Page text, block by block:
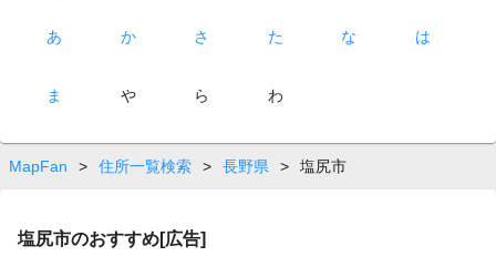
あ か さ た な は
ま や ら わ
MapFan > 住所一覧検索 > 長野県 > 塩尻市
塩尻市のおすすめ[広告]